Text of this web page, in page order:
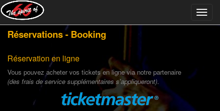
Réservations - Booking
Réservation en ligne
Vous pouvez acheter vos tickets en ligne via notre partenaire
(des frais de service supplémentaires s'appliqueront).